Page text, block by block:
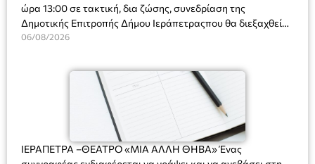
ώρα 13:00 σε τακτική, δια ζώσης, συνεδρίαση της
Δημοτικής Επιτροπής Δήμου Ιεράπετραςπου θα διεξαχθεί
στο Δημοτικό Κατάστημα, Δημοκρατίας 31 στην αίθουσα
και λήψη αποφάσεων στα παρακάτω θέματα:
06/08/2026
ΙΕΡΑΠΕΤΡΑ –ΘΕΑΤΡΟ «ΜΙΑ ΑΛΛΗ ΘΗΒΑ» Ένας